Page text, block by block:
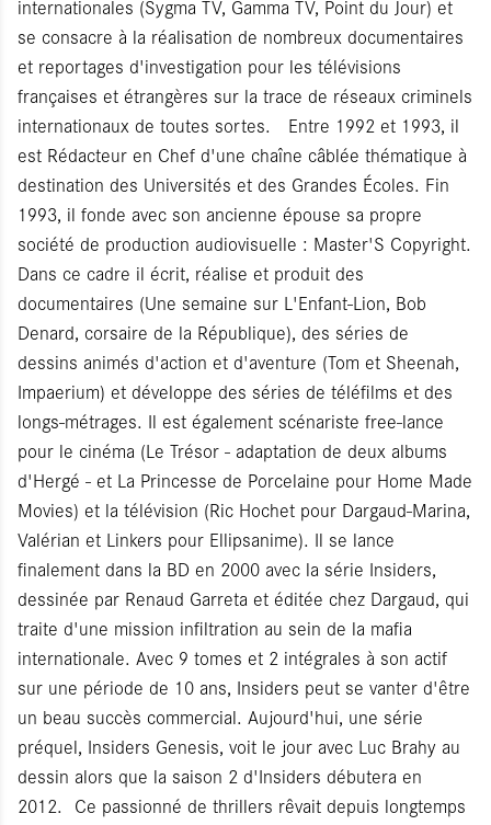
internationales (Sygma TV, Gamma TV, Point du Jour) et
se consacre à la réalisation de nombreux documentaires
et reportages d'investigation pour les télévisions
françaises et étrangères sur la trace de réseaux criminels
internationaux de toutes sortes. Entre 1992 et 1993, il
est Rédacteur en Chef d'une chaîne câblée thématique à
destination des Universités et des Grandes Écoles. Fin
1993, il fonde avec son ancienne épouse sa propre
société de production audiovisuelle : Master'S Copyright.
Dans ce cadre il écrit, réalise et produit des
documentaires (Une semaine sur L'Enfant-Lion, Bob
Denard, corsaire de la République), des séries de
dessins animés d'action et d'aventure (Tom et Sheenah,
Impaerium) et développe des séries de téléfilms et des
longs-métrages. Il est également scénariste free-lance
pour le cinéma (Le Trésor - adaptation de deux albums
d'Hergé - et La Princesse de Porcelaine pour Home Made
Movies) et la télévision (Ric Hochet pour Dargaud-Marina,
Valérian et Linkers pour Ellipsanime). Il se lance
finalement dans la BD en 2000 avec la série Insiders,
dessinée par Renaud Garreta et éditée chez Dargaud, qui
traite d'une mission infiltration au sein de la mafia
internationale. Avec 9 tomes et 2 intégrales à son actif
sur une période de 10 ans, Insiders peut se vanter d'être
un beau succès commercial. Aujourd'hui, une série
préquel, Insiders Genesis, voit le jour avec Luc Brahy au
dessin alors que la saison 2 d'Insiders débutera en
2012. Ce passionné de thrillers rêvait depuis longtemps